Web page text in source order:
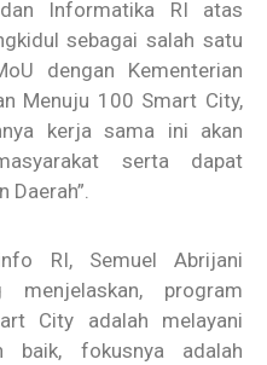
Informatika RI atas
sebagai salah satu
dengan Kementerian
Menuju 100 Smart City,
kerja sama ini akan
serta dapat
Daerah”.
RI, Semuel Abrijani
menjelaskan, program
City adalah melayani
baik, fokusnya adalah